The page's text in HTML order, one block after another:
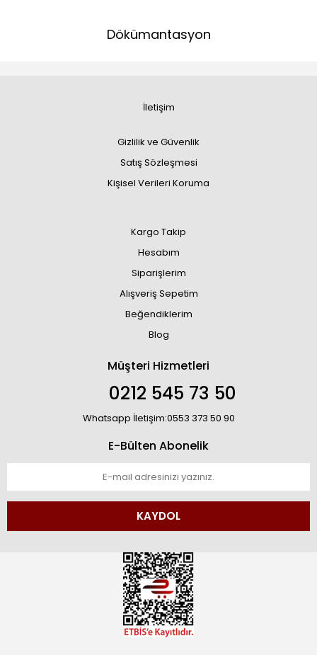
Dökümantasyon
İletişim
Gizlilik ve Güvenlik
Satış Sözleşmesi
Kişisel Verileri Koruma
Kargo Takip
Hesabım
Siparişlerim
Alışveriş Sepetim
Beğendiklerim
Blog
Müşteri Hizmetleri
0212 545 73 50
Whatsapp İletişim:0553 373 50 90
E-Bülten Abonelik
KAYDOL